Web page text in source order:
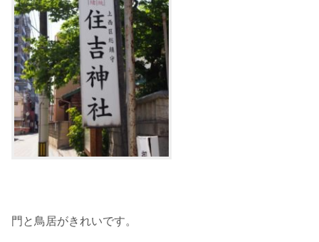
門と鳥居がきれいです。